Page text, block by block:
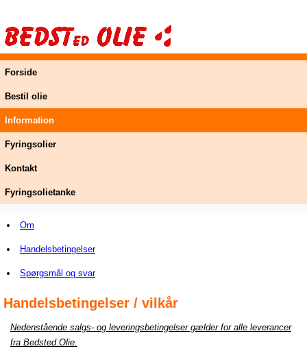
Forside
Bestil olie
Information
Fyringsolier
Kontakt
Fyringsolietanke
Om
Handelsbetingelser
Spørgsmål og svar
Handelsbetingelser / vilkår
Nedenstående salgs- og leveringsbetingelser gælder for alle leverancer
fra Bedsted Olie.